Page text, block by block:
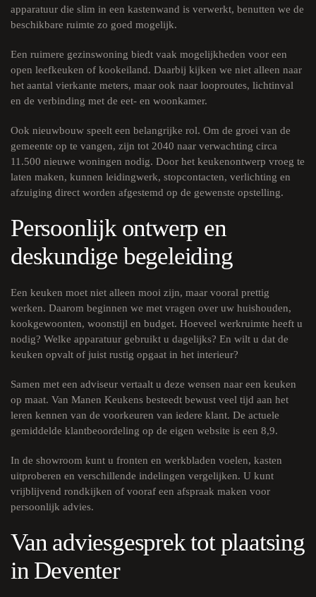
apparatuur die slim in een kastenwand is verwerkt, benutten we de
beschikbare ruimte zo goed mogelijk.
Een ruimere gezinswoning biedt vaak mogelijkheden voor een
open leefkeuken of kookeiland. Daarbij kijken we niet alleen naar
het aantal vierkante meters, maar ook naar looproutes, lichtinval
en de verbinding met de eet- en woonkamer.
Ook nieuwbouw speelt een belangrijke rol. Om de groei van de
gemeente op te vangen, zijn tot 2040 naar verwachting circa
11.500 nieuwe woningen nodig. Door het keukenontwerp vroeg te
laten maken, kunnen leidingwerk, stopcontacten, verlichting en
afzuiging direct worden afgestemd op de gewenste opstelling.
Persoonlijk ontwerp en
deskundige begeleiding
Een keuken moet niet alleen mooi zijn, maar vooral prettig
werken. Daarom beginnen we met vragen over uw huishouden,
kookgewoonten, woonstijl en budget. Hoeveel werkruimte heeft u
nodig? Welke apparatuur gebruikt u dagelijks? En wilt u dat de
keuken opvalt of juist rustig opgaat in het interieur?
Samen met een adviseur vertaalt u deze wensen naar een keuken
op maat. Van Manen Keukens besteedt bewust veel tijd aan het
leren kennen van de voorkeuren van iedere klant. De actuele
gemiddelde klantbeoordeling op de eigen website is een 8,9.
In de showroom kunt u fronten en werkbladen voelen, kasten
uitproberen en verschillende indelingen vergelijken. U kunt
vrijblijvend rondkijken of vooraf een afspraak maken voor
persoonlijk advies.
Van adviesgesprek tot plaatsing
in Deventer